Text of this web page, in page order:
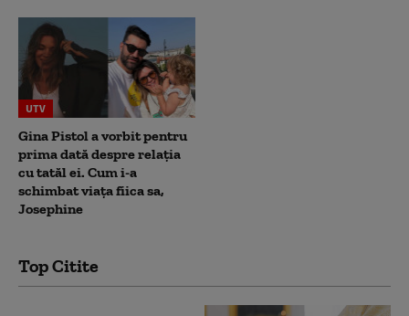
UTV
Gina Pistol a vorbit pentru
prima dată despre relația
cu tatăl ei. Cum i-a
schimbat viața fiica sa,
Josephine
Top Citite